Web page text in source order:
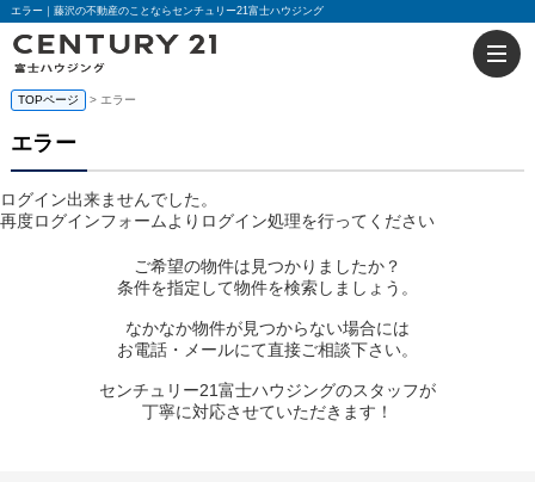
エラー｜藤沢の不動産のことならセンチュリー21富士ハウジング
TOPページ > エラー
エラー
ログイン出来ませんでした。
再度ログインフォームよりログイン処理を行ってください
ご希望の物件は見つかりましたか？
条件を指定して物件を検索しましょう。
なかなか物件が見つからない場合には
お電話・メールにて直接ご相談下さい。
センチュリー21富士ハウジングのスタッフが
丁寧に対応させていただきます！